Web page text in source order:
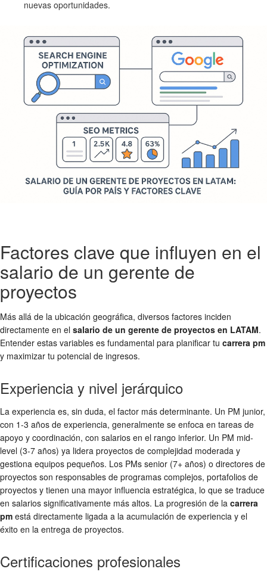
nuevas oportunidades.
Factores clave que influyen en el
salario de un gerente de
proyectos
Más allá de la ubicación geográfica, diversos factores inciden
directamente en el salario de un gerente de proyectos en LATAM.
Entender estas variables es fundamental para planificar tu carrera pm
y maximizar tu potencial de ingresos.
Experiencia y nivel jerárquico
La experiencia es, sin duda, el factor más determinante. Un PM junior,
con 1-3 años de experiencia, generalmente se enfoca en tareas de
apoyo y coordinación, con salarios en el rango inferior. Un PM mid-
level (3-7 años) ya lidera proyectos de complejidad moderada y
gestiona equipos pequeños. Los PMs senior (7+ años) o directores de
proyectos son responsables de programas complejos, portafolios de
proyectos y tienen una mayor influencia estratégica, lo que se traduce
en salarios significativamente más altos. La progresión de la carrera
pm está directamente ligada a la acumulación de experiencia y el
éxito en la entrega de proyectos.
Certificaciones profesionales